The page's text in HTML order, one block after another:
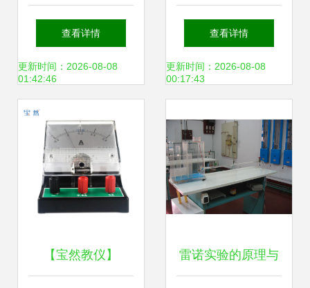
教育装备产业调研
郑德雁强调教学仪
查看详情
更新时间：2026-08-08
01:42:46
器-机电教学器材产
品大全
查看详情
更新时间：2026-08-08
00:17:43
【宝然教仪】 雷诺实验的原理与